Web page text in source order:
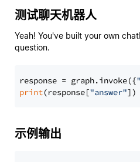
测试聊天机器人
Yeah! You've built your own
question.
response = graph.invoke({
print(response["answer"
示例输出